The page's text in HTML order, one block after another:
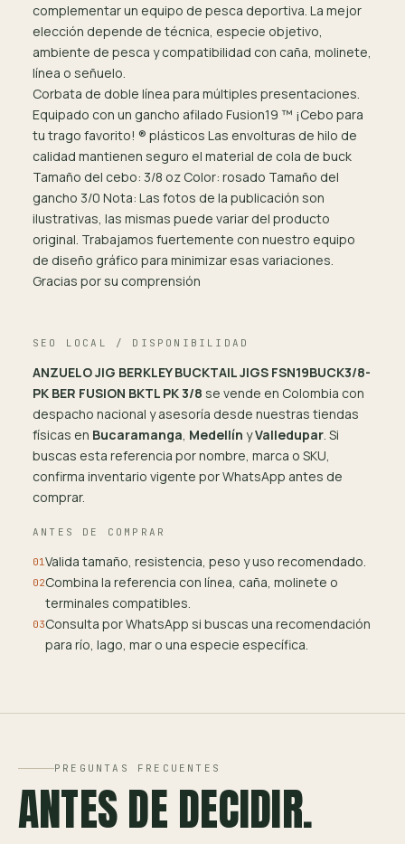
complementar un equipo de pesca deportiva. La mejor
elección depende de técnica, especie objetivo,
ambiente de pesca y compatibilidad con caña, molinete,
línea o señuelo.
Corbata de doble línea para múltiples presentaciones.
Equipado con un gancho afilado Fusion19 ™ ¡Cebo para
tu trago favorito! ® plásticos Las envolturas de hilo de
calidad mantienen seguro el material de cola de buck
Tamaño del cebo: 3/8 oz Color: rosado Tamaño del
gancho 3/0 Nota: Las fotos de la publicación son
ilustrativas, las mismas puede variar del producto
original. Trabajamos fuertemente con nuestro equipo
de diseño gráfico para minimizar esas variaciones.
Gracias por su comprensión
SEO LOCAL / DISPONIBILIDAD
ANZUELO JIG BERKLEY BUCKTAIL JIGS FSN19BUCK3/8-
PK BER FUSION BKTL PK 3/8 se vende en Colombia con
despacho nacional y asesoría desde nuestras tiendas
físicas en Bucaramanga, Medellín yValledupar. Si
buscas esta referencia por nombre, marca o SKU,
confirma inventario vigente por WhatsApp antes de
comprar.
ANTES DE COMPRAR
01Valida tamaño, resistencia, peso y uso recomendado.
02Combina la referencia con línea, caña, molinete o
terminales compatibles.
03Consulta por WhatsApp si buscas una recomendación
para río, lago, mar o una especie específica.
PREGUNTAS FRECUENTES
ANTES DE DECIDIR.